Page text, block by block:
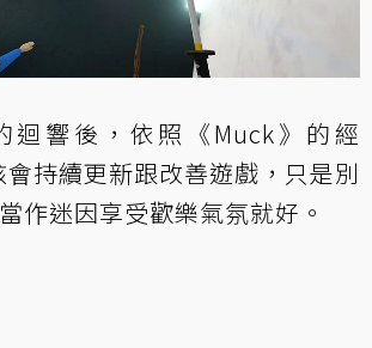
迴響後，依照《Muck》的經
持續更新跟改善遊戲，只是別
作迷因享受歡樂氣氛就好。